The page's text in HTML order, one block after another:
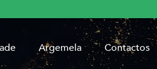
Argemela Contactos